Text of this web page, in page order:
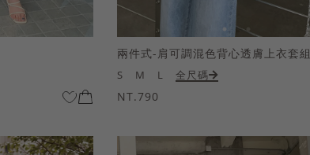
兩件式-肩可調混色背心透膚上衣套組
S M L 全尺碼
NT.790